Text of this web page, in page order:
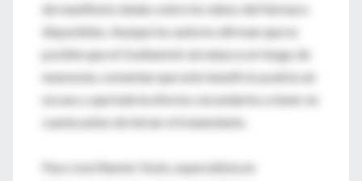
de manifiesto dudas sobre los datos del fármaco
disponibles. Aunque los autores afirman que es
posible que el Oseltamivir sí reduzca el riesgo de
neumonía, comentan que este beneficio podría ser
escaso y que habría efectos secundarios a tener en
cuenta antes de iniciar el tratamiento.
Para José Ramón Yuste, especialista en